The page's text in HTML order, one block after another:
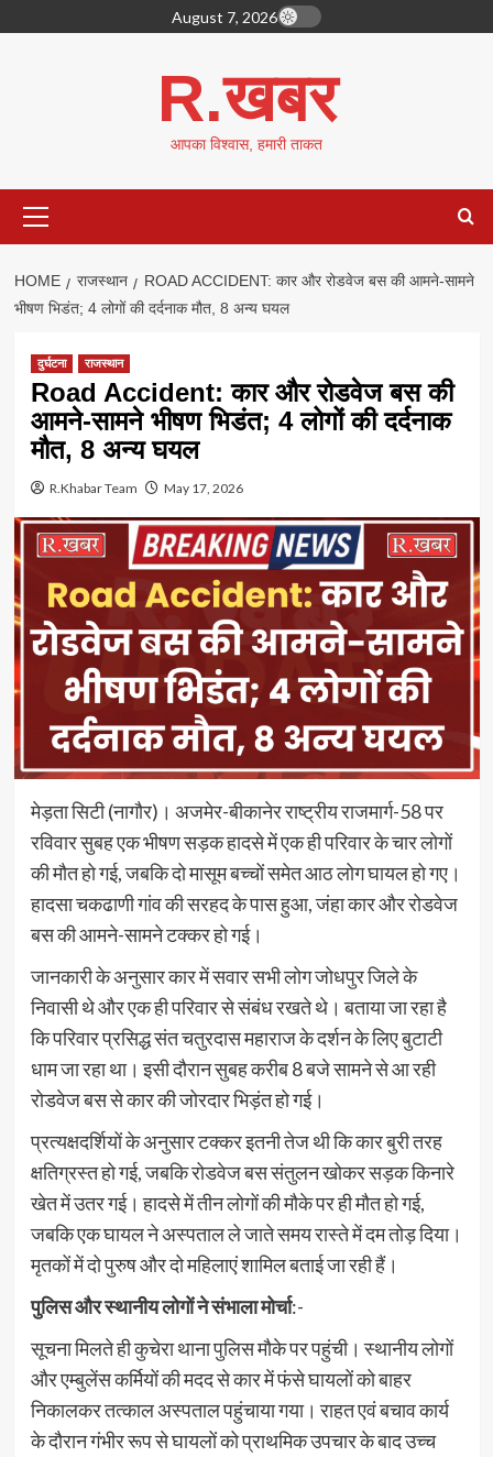
to
August 7, 2026
R.खबर
आपका विश्वास, हमारी ताकत
Menu
HOME राजस्थान
ROAD ACCIDENT: कार और रोडवेज बस की आमने-सामने
भीषण भिडंत; 4 लोगों की दर्दनाक मौत, 8 अन्य घयल
दुर्घटना राजस्थान
Road Accident: कार और रोडवेज बस की
आमने-सामने भीषण भिडंत; 4 लोगों की दर्दनाक
मौत, 8 अन्य घयल
R.Khabar Team May 17, 2026
मेड़ता सिटी (नागौर)। अजमेर-बीकानेर राष्ट्रीय राजमार्ग-58 पर
रविवार सुबह एक भीषण सड़क हादसे में एक ही परिवार के चार लोगों
की मौत हो गई, जबकि दो मासूम बच्चों समेत आठ लोग घायल हो गए।
हादसा चकढाणी गांव की सरहद के पास हुआ, जंहा कार और रोडवेज
बस की आमने-सामने टक्कर हो गई।
जानकारी के अनुसार कार में सवार सभी लोग जोधपुर जिले के
निवासी थे और एक ही परिवार से संबंध रखते थे। बताया जा रहा है
कि परिवार प्रसिद्ध संत चतुरदास महाराज के दर्शन के लिए बुटाटी
धाम जा रहा था। इसी दौरान सुबह करीब 8 बजे सामने से आ रही
रोडवेज बस से कार की जोरदार भिड़ंत हो गई।
प्रत्यक्षदर्शियों के अनुसार टक्कर इतनी तेज थी कि कार बुरी तरह
क्षतिग्रस्त हो गई, जबकि रोडवेज बस संतुलन खोकर सड़क किनारे
खेत में उतर गई। हादसे में तीन लोगों की मौके पर ही मौत हो गई,
जबकि एक घायल ने अस्पताल ले जाते समय रास्ते में दम तोड़ दिया।
मृतकों में दो पुरुष और दो महिलाएं शामिल बताई जा रही हैं।
पुलिस और स्थानीय लोगों ने संभाला मोर्चा:-
सूचना मिलते ही कुचेरा थाना पुलिस मौके पर पहुंची। स्थानीय लोगों
और एम्बुलेंस कर्मियों की मदद से कार में फंसे घायलों को बाहर
निकालकर तत्काल अस्पताल पहुंचाया गया। राहत एवं बचाव कार्य
के दौरान गंभीर रूप से घायलों को प्राथमिक उपचार के बाद उच्च